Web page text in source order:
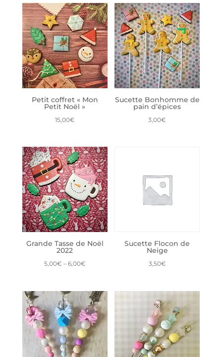
Petit coffret « Mon
Petit Noël »
15,00€
Sucette Bonhomme de
pain d’épices
3,00€
Grande Tasse de Noël
2022
5,00€ – 6,00€
Sucette Flocon de
Neige
3,50€